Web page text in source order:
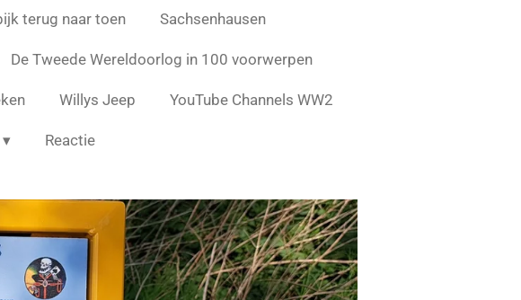
terug naar toen Sachsenhausen
De Tweede Wereldoorlog in 100 voorwerpen
Willys Jeep YouTube Channels WW2
Reactie